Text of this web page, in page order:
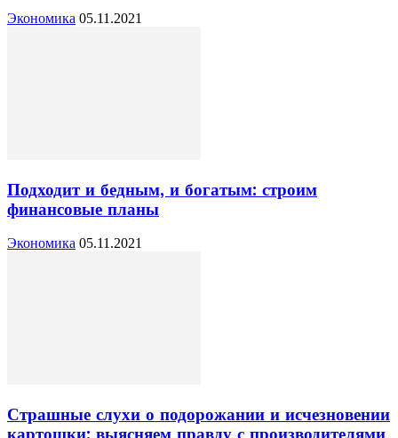
Экономика 05.11.2021
Подходит и бедным, и богатым: строим
финансовые планы
Экономика 05.11.2021
Страшные слухи о подорожании и исчезновении